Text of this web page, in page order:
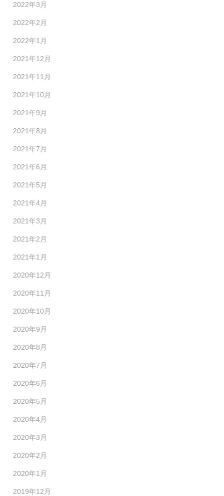
2022年3月
2022年2月
2022年1月
2021年12月
2021年11月
2021年10月
2021年9月
2021年8月
2021年7月
2021年6月
2021年5月
2021年4月
2021年3月
2021年2月
2021年1月
2020年12月
2020年11月
2020年10月
2020年9月
2020年8月
2020年7月
2020年6月
2020年5月
2020年4月
2020年3月
2020年2月
2020年1月
2019年12月